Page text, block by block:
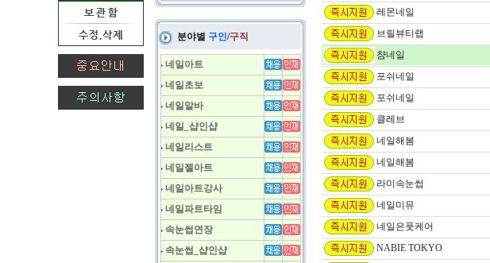
분야별 구인/구직
네일아트
네일초보
네일알바
네일_샵인샵
네일리스트
네일젤아트
네일아트강사
네일파트타임
속눈썹연장
속눈썹_샵인샵
레몬네일
브릴뷰티랩
챰네일
포쉬네일
포쉬네일
클레브
네일해봄
네일해봄
라미속눈썹
네일미뮤
네일은풋케어
NABIE TOKYO